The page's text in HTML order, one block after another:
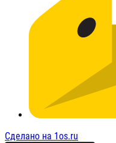
Сделано на 1os.ru